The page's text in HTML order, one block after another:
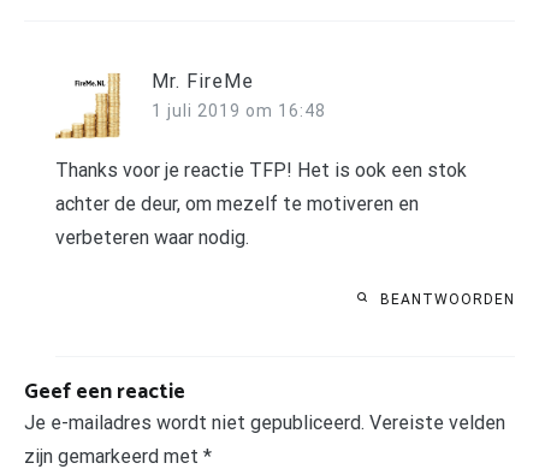
Mr. FireMe
1 juli 2019 om 16:48
Thanks voor je reactie TFP! Het is ook een stok
achter de deur, om mezelf te motiveren en
verbeteren waar nodig.
BEANTWOORDEN
Geef een reactie
Je e-mailadres wordt niet gepubliceerd. Vereiste velden
zijn gemarkeerd met *